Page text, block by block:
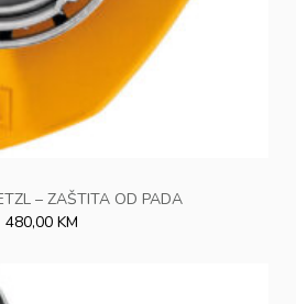
– ZAŠTITA OD PADA
480,00 KM